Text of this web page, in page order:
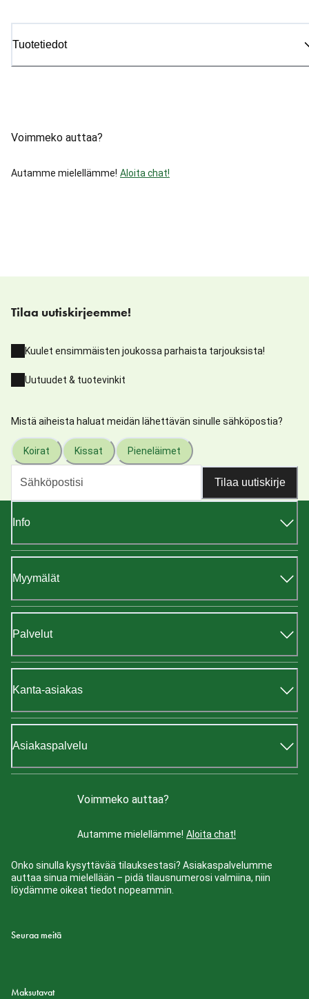
Tuotetiedot
Voimmeko auttaa?
Autamme mielellämme! Aloita chat!
Tilaa uutiskirjeemme!
Kuulet ensimmäisten joukossa parhaista tarjouksista!
Uutuudet & tuotevinkit
Mistä aiheista haluat meidän lähettävän sinulle sähköpostia?
Koirat Kissat Pieneläimet
Tilaa uutiskirje
Info
Myymälät
Palvelut
Kanta-asiakas
Asiakaspalvelu
Voimmeko auttaa?
Autamme mielellämme! Aloita chat!
Onko sinulla kysyttävää tilauksestasi? Asiakaspalvelumme
auttaa sinua mielellään – pidä tilausnumerosi valmiina, niin
löydämme oikeat tiedot nopeammin.
Seuraa meitä
Maksutavat